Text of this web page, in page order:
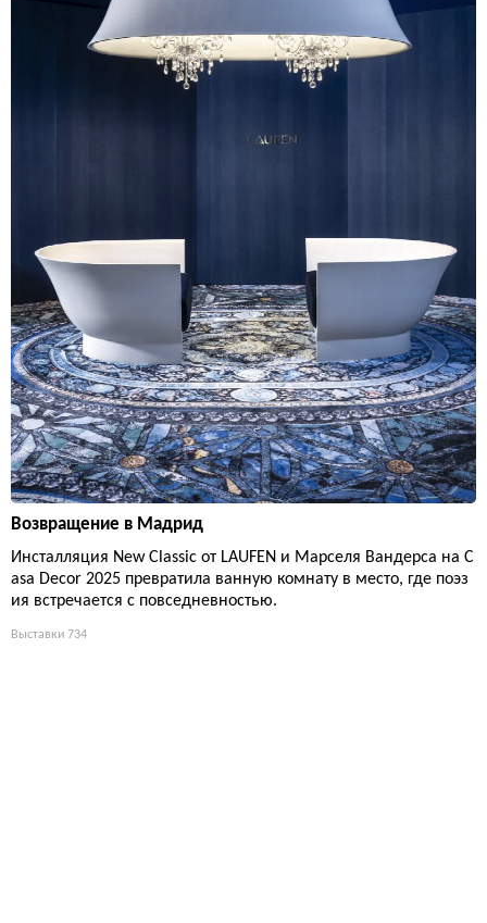
Возвращение в Мадрид
Инсталляция New Classic от LAUFEN и Марселя Вандерса на C
asa Decor 2025 превратила ванную комнату в место, где поэз
ия встречается с повседневностью.
Выставки 734